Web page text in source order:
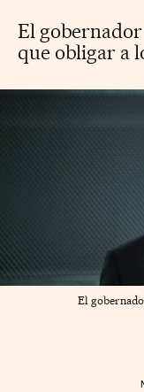
El gobernador
que obligar a
El